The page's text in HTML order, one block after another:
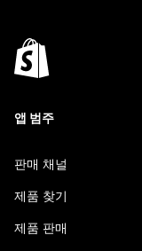
앱 범주
판매 채널
제품 찾기
제품 판매